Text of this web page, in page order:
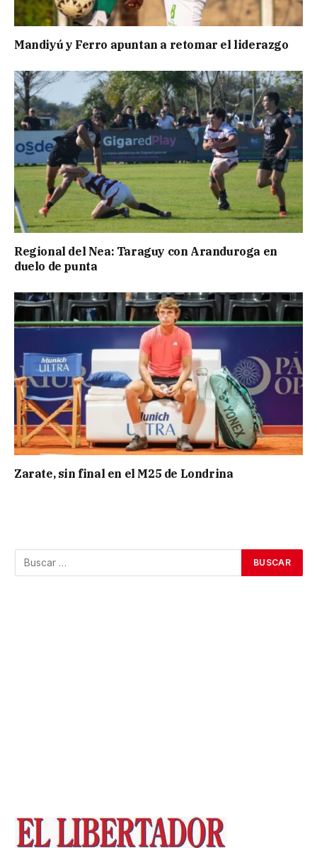
Mandiyú y Ferro apuntan a retomar el liderazgo
Regional del Nea: Taraguy con Aranduroga en
duelo de punta
Zarate, sin final en el M25 de Londrina